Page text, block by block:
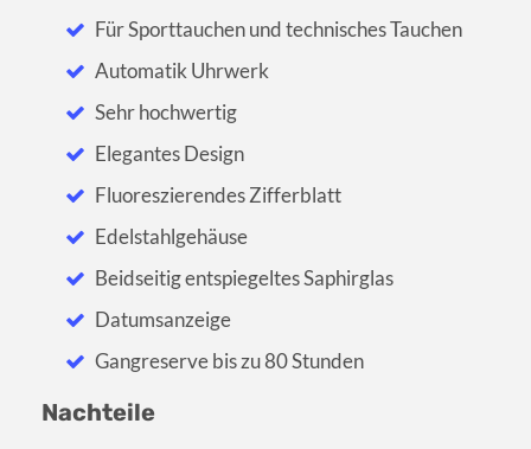
Für Sporttauchen und technisches Tauchen
Automatik Uhrwerk
Sehr hochwertig
Elegantes Design
Fluoreszierendes Zifferblatt
Edelstahlgehäuse
Beidseitig entspiegeltes Saphirglas
Datumsanzeige
Gangreserve bis zu 80 Stunden
Nachteile